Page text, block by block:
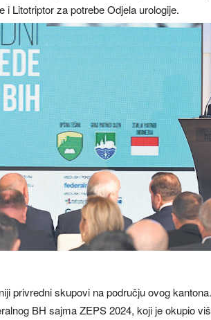
i Litotriptor za potrebe Odjela urologije.
privredni skupovi na području ovog
BH sajma ZEPS 2024, koji je okupio